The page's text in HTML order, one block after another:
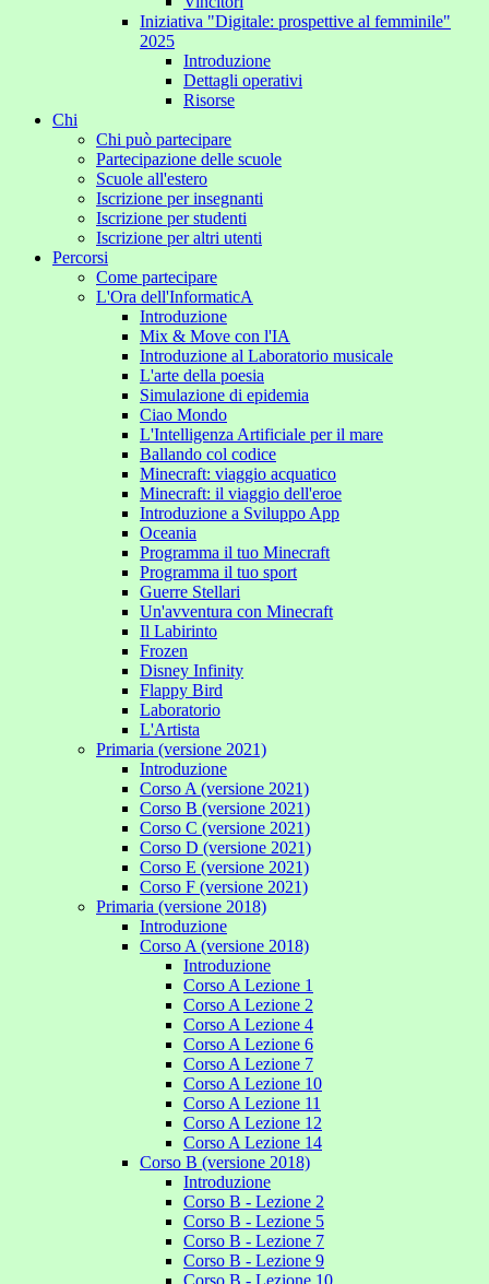
Iniziativa "Digitale: prospettive al femminile"
2025
Introduzione
Dettagli operativi
Risorse
Chi
Chi può partecipare
Partecipazione delle scuole
Scuole all'estero
Iscrizione per insegnanti
Iscrizione per studenti
Iscrizione per altri utenti
Percorsi
Come partecipare
L'Ora dell'InformaticA
Introduzione
Mix & Move con l'IA
Introduzione al Laboratorio musicale
L'arte della poesia
Simulazione di epidemia
Ciao Mondo
L'Intelligenza Artificiale per il mare
Ballando col codice
Minecraft: viaggio acquatico
Minecraft: il viaggio dell'eroe
Introduzione a Sviluppo App
Oceania
Programma il tuo Minecraft
Programma il tuo sport
Guerre Stellari
Un'avventura con Minecraft
Il Labirinto
Frozen
Disney Infinity
Flappy Bird
Laboratorio
L'Artista
Primaria (versione 2021)
Introduzione
Corso A (versione 2021)
Corso B (versione 2021)
Corso C (versione 2021)
Corso D (versione 2021)
Corso E (versione 2021)
Corso F (versione 2021)
Primaria (versione 2018)
Introduzione
Corso A (versione 2018)
Introduzione
Corso A Lezione 1
Corso A Lezione 2
Corso A Lezione 4
Corso A Lezione 6
Corso A Lezione 7
Corso A Lezione 10
Corso A Lezione 11
Corso A Lezione 12
Corso A Lezione 14
Corso B (versione 2018)
Introduzione
Corso B - Lezione 2
Corso B - Lezione 5
Corso B - Lezione 7
Corso B - Lezione 9
Corso B - Lezione 10